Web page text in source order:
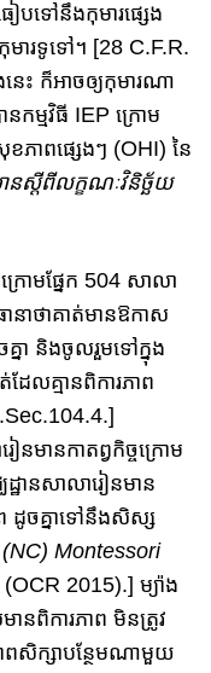
ប​ទៅនឹង​កុមារផ្សេង
មារទូទៅ​។​ [28 C.F.R.
េះ​ ក៏អាច​ឲ្យកុមារណា
កម្មវិធី​ IEP ក្រោម​
ខភាព​ផ្សេងៗ (OHI)​ នៃ​
ន​ស្តីពីលក្ខណៈ​វិនិច្ឆ័យ​
ោមផ្នែក​ 504 សាលា
ានា​ថា​គាត់​មាន​ឱកាស​
នា និង​ចូលរួមទៅក្នុង​
ដែលគ្មានពិការភាព​
មាន​កាតព្វកិច្ច​​ក្រោម
ដ្ឋានសាលារៀន​មាន
ដូចគ្នាទៅនឹង​សិស្ស​
Montessori
2015).] ម្យ៉ាង
នពិការភាព​ មិនត្រូវ​
ព​សិក្សា​បន្ថែម​ណាមួយ​